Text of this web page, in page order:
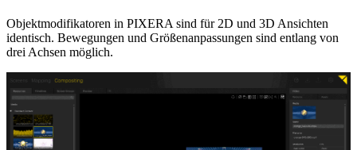
Objektmodifikatoren in PIXERA sind für 2D und 3D Ansichten
identisch. Bewegungen und Größenanpassungen sind entlang von
drei Achsen möglich.